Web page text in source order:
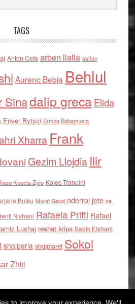
TAGS
Anton Cefa arben llalla asllan
Aurenc Bebja Behlul
Sinadalip grecaElida
Enver Bytyci Ermira Babamusta
Xharra Frank
Gezim Llojdia Ilir
Kozeta Zylo Kolec Traboini
Bulku Murat Gecaj nderroi jete ne
Nishani Rafaela Prifti Rafael
Lushaj reshat kripa Sadik Elshani
shqiperia shqiptaret Sokol
Zhiti